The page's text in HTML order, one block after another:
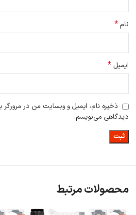
نام*
ایمیل *
ذخیره نام، ایمیل و وبسایت من در مرورگر
دیدگاهی می‌نویسم.
محصولات مرتبط